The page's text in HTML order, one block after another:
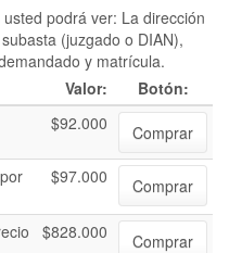
podrá ver: La dirección
(juzgado o DIAN),
y matrícula.
Valor:
Botón:
$92.000
Comprar
$97.000 Comprar
$828.000 Comprar